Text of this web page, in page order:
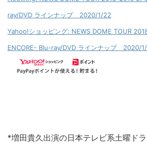
ray/DVD ラインナップ 2020/1/22
Yahoo!ショッピング: NEWS DOME TOUR
ENCORE- Blu-ray/DVD ラインナップ 2020/
*増田貴久出演の日本テレビ系土曜ド